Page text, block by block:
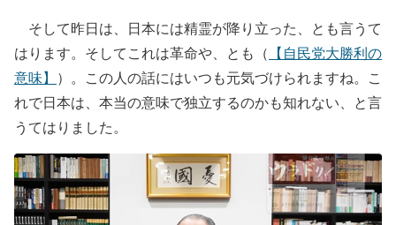
そして昨日は、日本には精霊が降り立った、とも言うて
はります。そしてこれは革命や、とも（ 【自民党大勝利の
意味】 ）。この人の話にはいつも元気づけられますね。こ
れで日本は、本当の意味で独立するのかも知れない、と言
うてはりました。